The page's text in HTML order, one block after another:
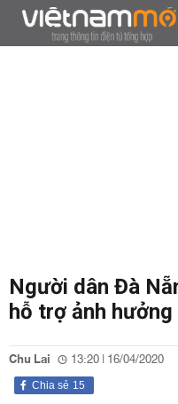
Người dân Đà
hỗ trợ ảnh
Chu Lai 13:20 | 16/04/2020
15
Chia sẻ